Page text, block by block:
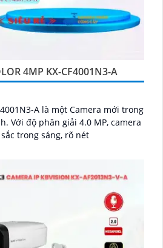
4MP KX-CF4001N3-A
A là một Camera mới trong
trong sáng, rõ nét